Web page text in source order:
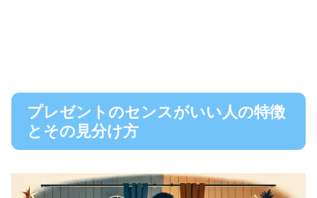
プレゼントのセンスがいい人の特徴
とその見分け方